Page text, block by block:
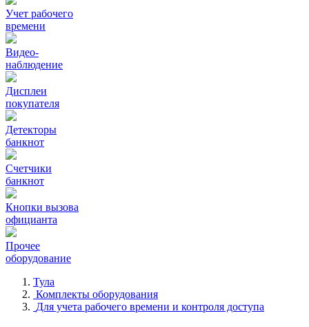
Учет рабочего
времени
Видео‑
наблюдение
Дисплеи
покупателя
Детекторы
банкнот
Счетчики
банкнот
Кнопки вызова
официанта
Прочее
оборудование
Тула
Комплекты оборудования
Для учета рабочего времени и контроля доступа